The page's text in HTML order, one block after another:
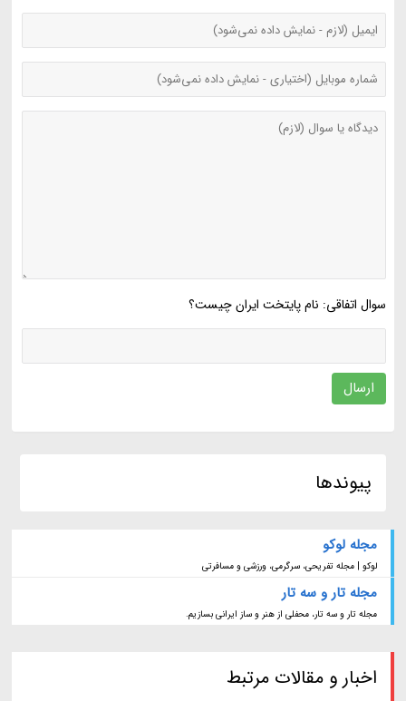
سوال اتفاقی: نام پایتخت ایران چیست؟
ارسال
پیوندها
مجله لوکو
لوکو | مجله تفریحی، سرگرمی، ورزشی و مسافرتی
مجله تار و سه تار
مجله تار و سه تار، محفلی از هنر و ساز ایرانی بسازیم.
اخبار و مقالات مرتبط